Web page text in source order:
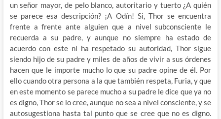
un señor mayor, de pelo blanco, autoritario y tuerto ¿A quién
se parece esa descripción? ¡A Odín! Si, Thor se encuentra
frente a frente ante alguien que a nivel subconsciente le
recuerda a su padre, y aunque no siempre ha estado de
acuerdo con este ni ha respetado su autoridad, Thor sigue
siendo hijo de su padre y miles de años de vivir a sus órdenes
hacen que le importe mucho lo que su padre opine de él. Por
ello cuando otra persona a la que también respeta, Furia, y que
en este momento se parece mucho a su padre le dice que ya no
es digno, Thor se lo cree, aunque no sea a nivel consciente, y se
autosugestiona hasta tal punto que se cree que no es digno.